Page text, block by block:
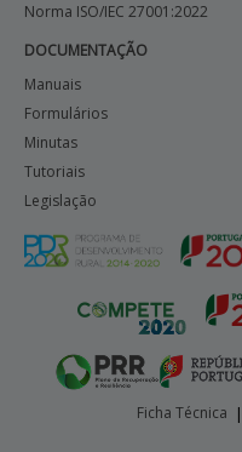
Norma ISO/IEC 27001:2022
DOCUMENTAÇÃO
Manuais
Formulários
Minutas
Tutoriais
Legislação
Ficha Técnica |